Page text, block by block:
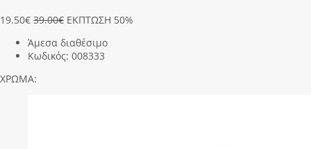
19.50€ 39.00€ ΕΚΠΤΩΣΗ 50%
Άμεσα διαθέσιμο
Κωδικός: 008333
ΧΡΩΜΑ: